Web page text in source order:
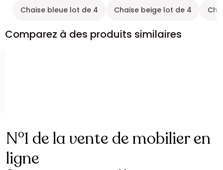
Chaise bleue lot de 4 Chaise beige lot de 4
Comparez à des produits similaires
N°1 de la vente de mobilier en
ligne